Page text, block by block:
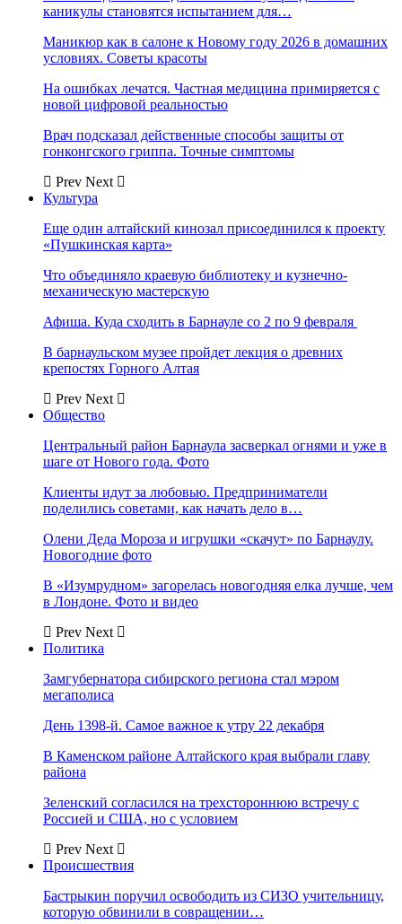
каникулы становятся испытанием для…
Маникюр как в салоне к Новому году 2026 в домашних
условиях. Советы красоты
На ошибках лечатся. Частная медицина примиряется с
новой цифровой реальностью
Врач подсказал действенные способы защиты от
гонконгского гриппа. Точные симптомы
Prev Next
Культура
Еще один алтайский кинозал присоединился к проекту
«Пушкинская карта»
Что объединяло краевую библиотеку и кузнечно-
механическую мастерскую
Афиша. Куда сходить в Барнауле со 2 по 9 февраля
В барнаульском музее пройдет лекция о древних
крепостях Горного Алтая
Prev Next
Общество
Центральный район Барнаула засверкал огнями и уже в
шаге от Нового года. Фото
Клиенты идут за любовью. Предприниматели
поделились советами, как начать дело в…
Олени Деда Мороза и игрушки «скачут» по Барнаулу.
Новогодние фото
В «Изумрудном» загорелась новогодняя елка лучше, чем
в Лондоне. Фото и видео
Prev Next
Политика
Замгубернатора сибирского региона стал мэром
мегаполиса
День 1398-й. Самое важное к утру 22 декабря
В Каменском районе Алтайского края выбрали главу
района
Зеленский согласился на трехстороннюю встречу с
Россией и США, но с условием
Prev Next
Происшествия
Бастрыкин поручил освободить из СИЗО учительницу,
которую обвинили в совращении…